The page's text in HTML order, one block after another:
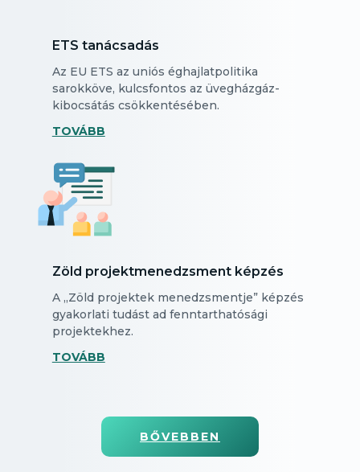
ETS tanácsadás
Az EU ETS az uniós éghajlatpolitika
sarokköve, kulcsfontos az üvegházgáz-
kibocsátás csökkentésében.
TOVÁBB
Zöld projektmenedzsment képzés
A „Zöld projektek menedzsmentje” képzés
gyakorlati tudást ad fenntarthatósági
projektekhez.
TOVÁBB
BŐVEBBEN